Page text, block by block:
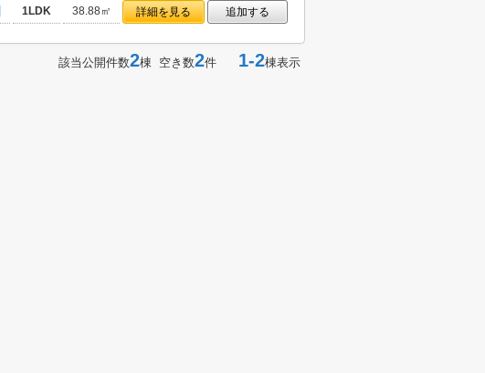
1LDK 38.88㎡ 詳細を見る 追加する
該当公開件数2棟 空き数2件 1-2棟表示